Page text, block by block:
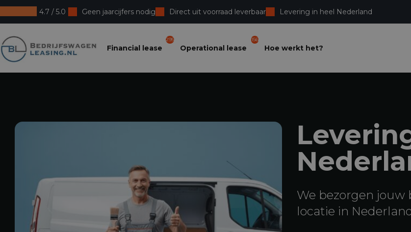
4.7 / 5.0 Geen jaarcijfers nodig Direct uit voorraad leverbaar Levering in heel Nederland
Bedrijfswagenleasing
Financial lease
295
Operational lease
156
Hoe werkt het?
We bezorgen jouw
locatie in